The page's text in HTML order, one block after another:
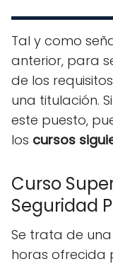
Tal y como
anterior, para
de los
una titulación.
este puesto,
los cursos
Curso
Seguridad
Se trata de
horas ofrecida